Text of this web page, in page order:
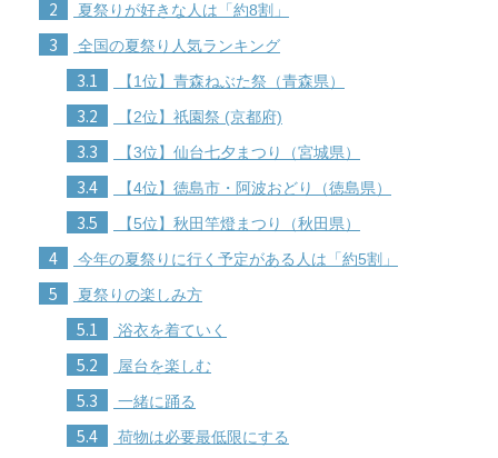
2 夏祭りが好きな人は「約8割」
3 全国の夏祭り人気ランキング
3.1 【1位】青森ねぶた祭（青森県）
3.2 【2位】祇園祭 (京都府)
3.3 【3位】仙台七夕まつり（宮城県）
3.4 【4位】徳島市・阿波おどり（徳島県）
3.5 【5位】秋田竿燈まつり（秋田県）
4 今年の夏祭りに行く予定がある人は「約5割」
5 夏祭りの楽しみ方
5.1 浴衣を着ていく
5.2 屋台を楽しむ
5.3 一緒に踊る
5.4 荷物は必要最低限にする